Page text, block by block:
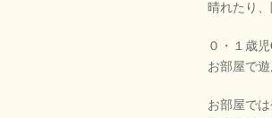
晴れたり
０・１歳
お部屋で
お部屋で